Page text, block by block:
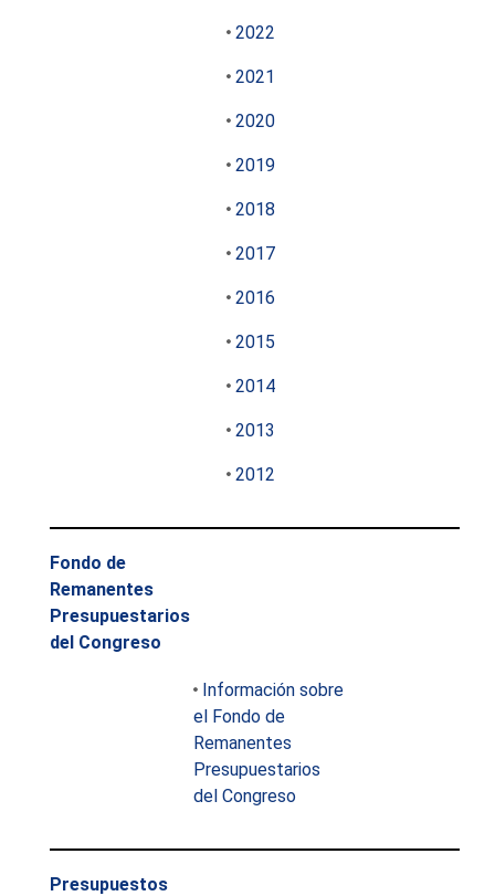
2022
2021
2020
2019
2018
2017
2016
2015
2014
2013
2012
Fondo de
Remanentes
Presupuestarios
del Congreso
Información sobre
el Fondo de
Remanentes
Presupuestarios
del Congreso
Presupuestos